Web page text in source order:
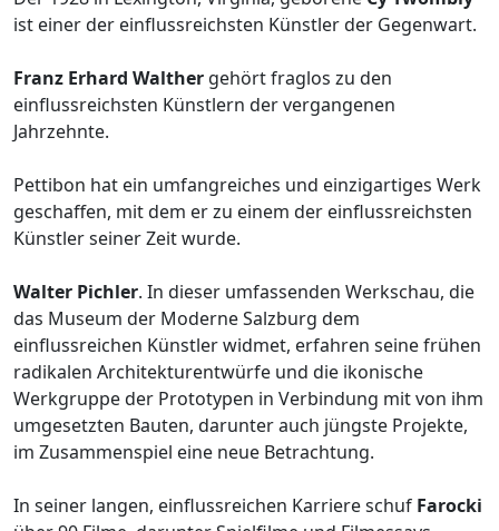
ist einer der einflussreichsten Künstler der Gegenwart.
Franz Erhard Walther gehört fraglos zu den
einflussreichsten Künstlern der vergangenen
Jahrzehnte.
Pettibon hat ein umfangreiches und einzigartiges Werk
geschaffen, mit dem er zu einem der einflussreichsten
Künstler seiner Zeit wurde.
Walter Pichler. In dieser umfassenden Werkschau, die
das Museum der Moderne Salzburg dem
einflussreichen Künstler widmet, erfahren seine frühen
radikalen Architekturentwürfe und die ikonische
Werkgruppe der Prototypen in Verbindung mit von ihm
umgesetzten Bauten, darunter auch jüngste Projekte,
im Zusammenspiel eine neue Betrachtung.
In seiner langen, einflussreichen Karriere schuf Farocki